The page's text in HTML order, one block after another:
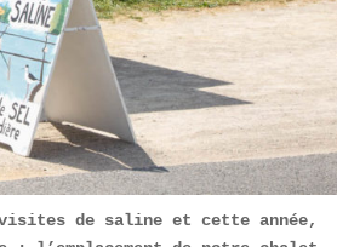
de saline et cette année,